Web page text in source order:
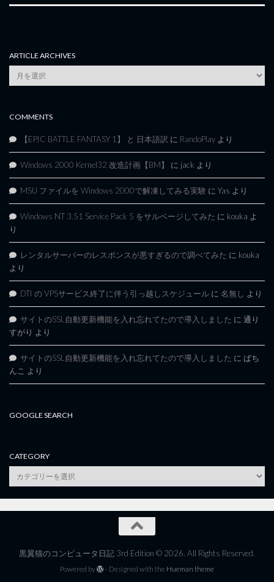
ARTICLE ARCHIVES
Article
Archives
COMMENTS
【EPIC BATTLE FANTASY 1】 と 日本語訳 に RandoPlay より
Windows 2000 Kernel32 改造計画【BM】 に jack より
MSU ファイルを Windows 2000で解凍してみる実験 に Yas より
Windows NT 3.51 Service Pack 5 をサルベージしてみた に kouka よ
り
レンタルサーバーのレスポンスが悪すぎるので調べてみた に kouka
より
DTI の VPSサービス終了に伴う引っ越しスケジュール に 名無し より
サイトのSSL自動更新機能を入れ忘れてたので導入しました に 通り
すがり より
サイトのSSL自動更新機能を入れ忘れてたので導入しました に ぱち
んこ より
GOOGLE SEARCH
CATEGORY
category
黒翼猫のコンピュータ日記 3rd Edition © 2026. All Rights Reserved.
Powered by - Designed with the Hueman theme